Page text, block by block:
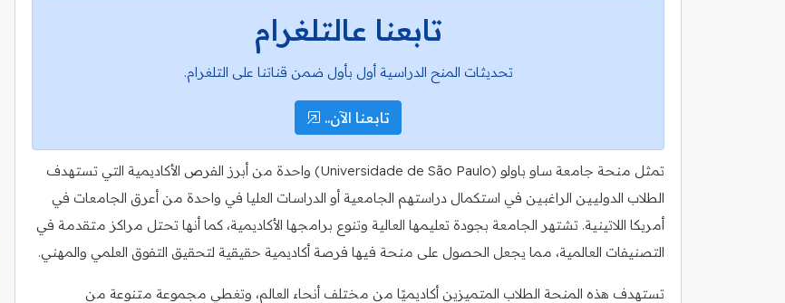
تابعنا عالتلغرام
تحديثات المنح الدراسية أول بأول ضمن قناتنا على التلغرام.
تابعنا الآن..
تمثل منحة جامعة ساو باولو (Universidade de São Paulo) واحدة من أبرز الفرص الأكاديمية التي تستهدف
الطلاب الدوليين الراغبين في استكمال دراستهم الجامعية أو الدراسات العليا في واحدة من أعرق الجامعات في
أمريكا اللاتينية. تشتهر الجامعة بجودة تعليمها العالية وتنوع برامجها الأكاديمية، كما أنها تحتل مراكز متقدمة في
التصنيفات العالمية، مما يجعل الحصول على منحة فيها فرصة أكاديمية حقيقية لتحقيق التفوق العلمي والمهني.
تستهدف هذه المنحة الطلاب المتميزين أكاديميًا من مختلف أنحاء العالم، وتغطي مجموعة متنوعة من